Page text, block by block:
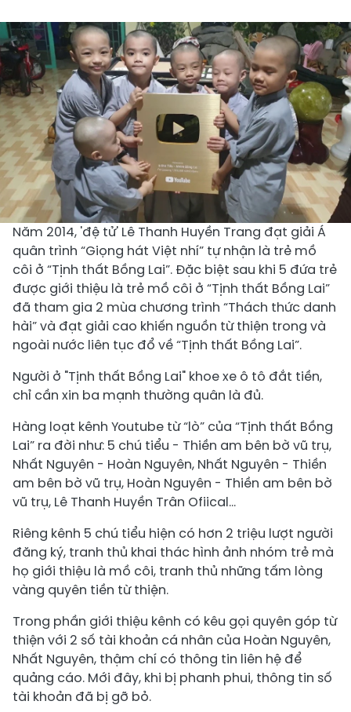
Năm 2014, 'đệ tử' Lê Thanh Huyền Trang đạt giải Á
quân trình “Giọng hát Việt nhí” tự nhận là trẻ mồ
côi ở “Tịnh thất Bồng Lai”. Đặc biệt sau khi 5 đứa trẻ
được giới thiệu là trẻ mồ côi ở “Tịnh thất Bồng Lai”
đã tham gia 2 mùa chương trình “Thách thức danh
hài” và đạt giải cao khiến nguồn từ thiện trong và
ngoài nước liên tục đổ về “Tịnh thất Bồng Lai”.
Người ở "Tịnh thất Bồng Lai" khoe xe ô tô đắt tiền,
chỉ cần xin ba mạnh thường quân là đủ.
Hàng loạt kênh Youtube từ “lò” của “Tịnh thất Bồng
Lai” ra đời như: 5 chú tiểu - Thiền am bên bờ vũ trụ,
Nhất Nguyên - Hoàn Nguyên, Nhất Nguyên - Thiền
am bên bờ vũ trụ, Hoàn Nguyên - Thiền am bên bờ
vũ trụ, Lê Thanh Huyền Trân Ofiical…
Riêng kênh 5 chú tiểu hiện có hơn 2 triệu lượt người
đăng ký, tranh thủ khai thác hình ảnh nhóm trẻ mà
họ giới thiệu là mồ côi, tranh thủ những tấm lòng
vàng quyên tiền từ thiện.
Trong phần giới thiệu kênh có kêu gọi quyên góp từ
thiện với 2 số tài khoản cá nhân của Hoàn Nguyên,
Nhất Nguyên, thậm chí có thông tin liên hệ để
quảng cáo. Mới đây, khi bị phanh phui, thông tin số
tài khoản đã bị gỡ bỏ.